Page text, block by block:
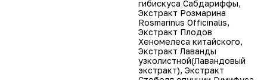
гибискуса Сабдариффы,
Экстракт Розмарина
Rosmarinus Officinalis,
Экстракт Плодов
Хеномелеса китайского,
Экстракт Лаванды
узколистной(Лавандовый
экстракт), Экстракт